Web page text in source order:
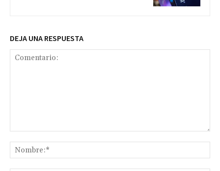
DEJA UNA RESPUESTA